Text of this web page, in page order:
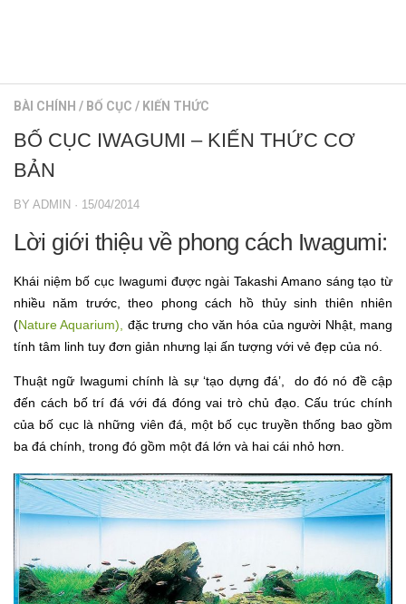
Vật liệu lọc
Co2
Cây trồng thủy sinh
Rêu thủy sinh
Cá thủy sinh
Tép kiểng
Tôm kiểng
Rêu hại
CỬA HÀNG THỦY SINH
KIẾN THỨC
Hồ kiếng
Ánh sáng
Nền thủy sinh
Bố cục
Co2
Cây trồng thủy sinh
Rêu thủy sinh
Tép kiểng
Tôm kiểng
Rêu hại
CỬA HÀNG THỦY SINH
BÀI CHÍNH / BỐ CỤC / KIẾN THỨC
BỐ CỤC IWAGUMI – KIẾN THỨC CƠ
BẢN
BY ADMIN · 15/04/2014
Lời giới thiệu về phong cách Iwagumi:
Khái niệm bố cục Iwagumi được ngài Takashi Amano sáng tạo từ
nhiều năm trước, theo phong cách hồ thủy sinh thiên nhiên
(Nature Aquarium), đặc trưng cho văn hóa của người Nhật, mang
tính tâm linh tuy đơn giản nhưng lại ấn tượng với vẻ đẹp của nó.
Thuật ngữ Iwagumi chính là sự ‘tạo dựng đá’, do đó nó đề cập
đến cách bố trí đá với đá đóng vai trò chủ đạo. Cấu trúc chính
của bố cục là những viên đá, một bố cục truyền thống bao gồm
ba đá chính, trong đó gồm một đá lớn và hai cái nhỏ hơn.